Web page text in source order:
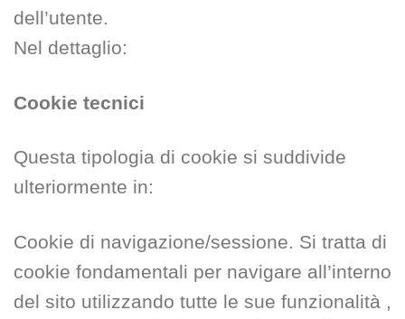
dell’utente.
Nel dettaglio:
Cookie tecnici
Questa tipologia di cookie si suddivide
ulteriormente in:
Cookie di navigazione/sessione. Si tratta di
cookie fondamentali per navigare all’interno
del sito utilizzando tutte le sue funzionalità ,